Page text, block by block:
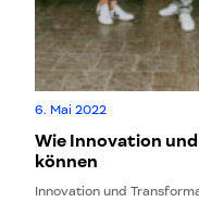
6. Mai 2022
Wie Innovation
können
Innovation und